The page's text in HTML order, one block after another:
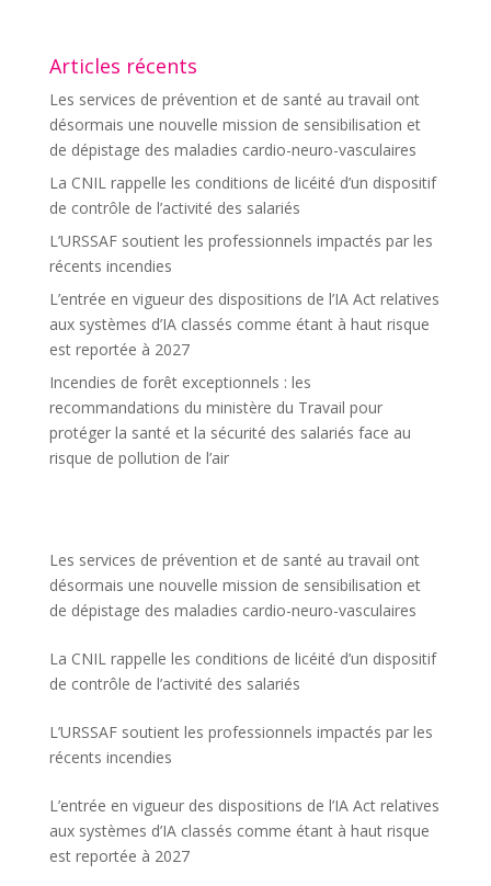
Articles récents
Les services de prévention et de santé au travail ont
désormais une nouvelle mission de sensibilisation et
de dépistage des maladies cardio-neuro-vasculaires
La CNIL rappelle les conditions de licéité d’un dispositif
de contrôle de l’activité des salariés
L’URSSAF soutient les professionnels impactés par les
récents incendies
L’entrée en vigueur des dispositions de l’IA Act relatives
aux systèmes d’IA classés comme étant à haut risque
est reportée à 2027
Incendies de forêt exceptionnels : les
recommandations du ministère du Travail pour
protéger la santé et la sécurité des salariés face au
risque de pollution de l’air
Les services de prévention et de santé au travail ont
désormais une nouvelle mission de sensibilisation et
de dépistage des maladies cardio-neuro-vasculaires
La CNIL rappelle les conditions de licéité d’un dispositif
de contrôle de l’activité des salariés
L’URSSAF soutient les professionnels impactés par les
récents incendies
L’entrée en vigueur des dispositions de l’IA Act relatives
aux systèmes d’IA classés comme étant à haut risque
est reportée à 2027